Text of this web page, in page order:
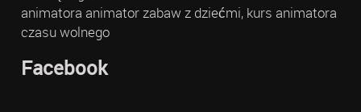
animatora animator zabaw z dziećmi, kurs animatora
czasu wolnego
Facebook